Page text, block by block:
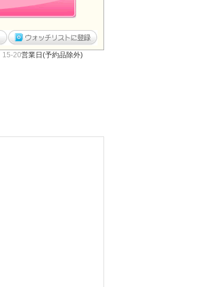
15-20営業日(予約品除外)